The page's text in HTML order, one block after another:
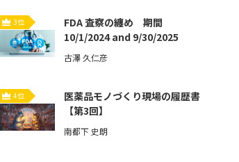
3位
FDA 査察の纏め 期間
10/1/2024 and 9/30/2025
古澤 久仁彦
4位
医薬品モノづくり現場の履歴書
【第3回】
南都下 史朗